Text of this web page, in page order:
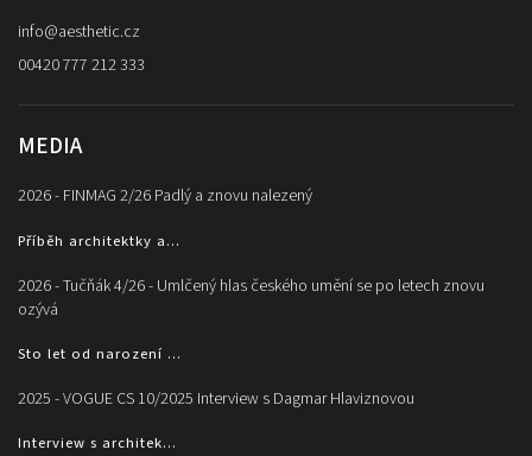
info@aesthetic.cz
00420 777 212 333
MEDIA
2026 - FINMAG 2/26 Padlý a znovu nalezený
Příběh architektky a...
2026 - Tučňák 4/26 - Umlčený hlas českého umění se po letech znovu
ozývá
Sto let od narození ...
2025 - VOGUE CS 10/2025 Interview s Dagmar Hlaviznovou
Interview s architek...